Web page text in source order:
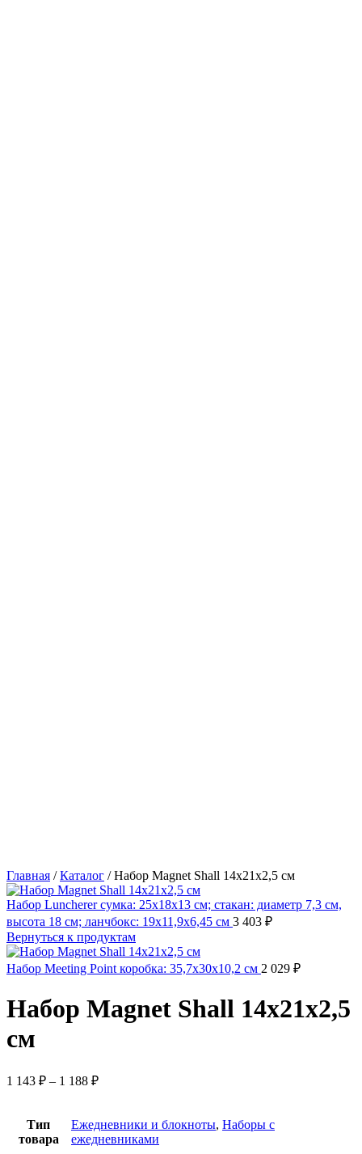
Главная /Каталог /Набор Magnet Shall 14х21х2,5 см
Набор Luncherer сумка: 25х18х13 см; стакан: диаметр 7,3 см,
высота 18 см; ланчбокс: 19х11,9х6,45 см 3 403 ₽
Вернуться к продуктам
Набор Meeting Point коробка: 35,7х30х10,2 см 2 029 ₽
Набор Magnet Shall 14х21х2,5
см
1 143 ₽ – 1 188 ₽
Тип
товара
Ежедневники и блокноты, Наборы с
ежедневниками